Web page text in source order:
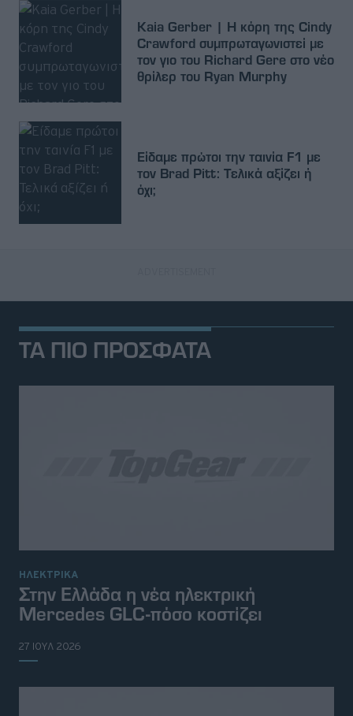
Kaia Gerber | Η κόρη της Cindy
Crawford συμπρωταγωνιστεί με
τον γιο του Richard Gere στο νέο
θρίλερ του Ryan Murphy
Είδαμε πρώτοι την ταινία F1 με
τον Brad Pitt: Τελικά αξίζει ή
όχι;
ΤΑ ΠΙΟ ΠΡΟΣΦΑΤΑ
ΗΛΕΚΤΡΙΚΑ
Στην Ελλάδα η νέα ηλεκτρική
Mercedes GLC-πόσο κοστίζει
27 ΙΟΥΛ 2026